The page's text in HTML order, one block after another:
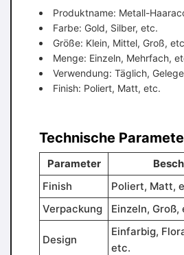
Produktname: Metall-
Farbe: Gold, Silber, etc.
Größe: Klein, Mittel, Groß,
Menge: Einzeln, Mehrfach,
Verwendung: Täglich,
Finish: Poliert, Matt, etc.
Technische
Parameter
Finish
Poliert, Matt,
Verpackung
Einzeln, Groß,
Design
Einfarbig,
etc.